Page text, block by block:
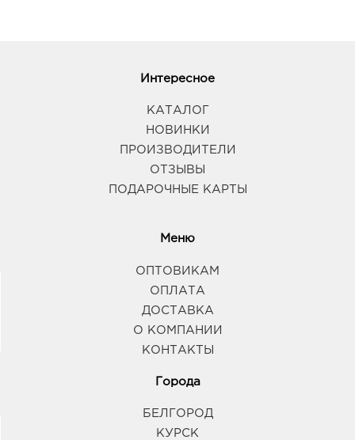
Интересное
КАТАЛОГ
НОВИНКИ
ПРОИЗВОДИТЕЛИ
ОТЗЫВЫ
ПОДАРОЧНЫЕ КАРТЫ
Меню
ОПТОВИКАМ
ОПЛАТА
ДОСТАВКА
О КОМПАНИИ
КОНТАКТЫ
Города
БЕЛГОРОД
КУРСК